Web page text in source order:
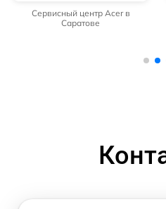
Сервисный центр Acer в
Саратове